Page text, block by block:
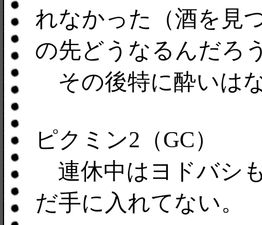
れなかった（酒を見
の先どうなるんだろ
その後特に酔いは
ピクミン2（GC）
連休中はヨドバシ
だ手に入れてない。